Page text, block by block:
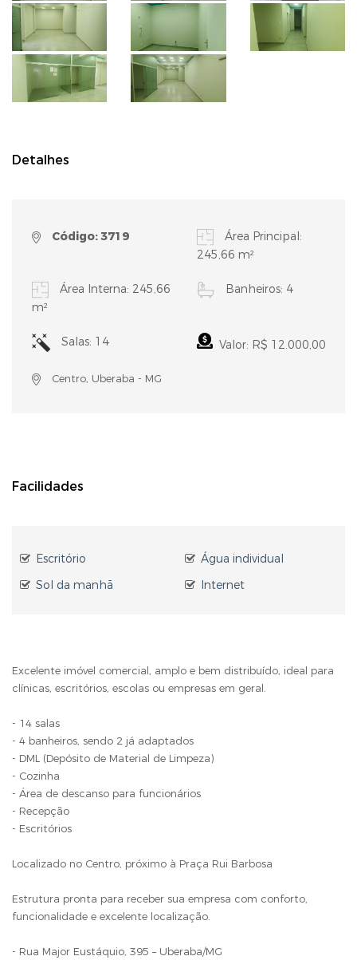
Detalhes
Código: 3719
Área Principal:
245,66 m²
Área Interna: 245,66
m²
Banheiros: 4
Salas: 14 Valor: R$ 12.000,00
Centro, Uberaba - MG
Facilidades
Escritório
Água individual
Sol da manhã
Internet
Excelente imóvel comercial, amplo e bem distribuído, ideal para
clínicas, escritórios, escolas ou empresas em geral.
- 14 salas
- 4 banheiros, sendo 2 já adaptados
- DML (Depósito de Material de Limpeza)
- Cozinha
- Área de descanso para funcionários
- Recepção
- Escritórios
Localizado no Centro, próximo à Praça Rui Barbosa
Estrutura pronta para receber sua empresa com conforto,
funcionalidade e excelente localização.
- Rua Major Eustáquio, 395 – Uberaba/MG